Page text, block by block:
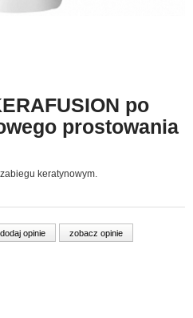
po
prostowania
keratynowym.
opinie zobacz opinie